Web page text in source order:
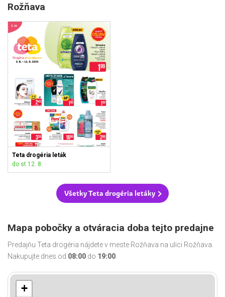
Rožňava
Teta drogéria leták
do st 12. 8.
Všetky Teta drogéria letáky
Mapa pobočky a otváracia doba tejto predajne
Predajňu Teta drogéria nájdete v meste Rožňava na ulici Rožňava.
Nakupujte dnes od 08:00 do 19:00
+